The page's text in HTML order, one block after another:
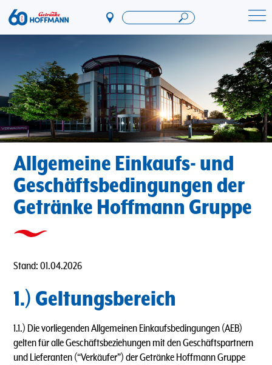
Direkt
zum
Inhalt
Startseite Getränke Hoffmann
Allgemeine Einkaufs- und
Geschäftsbedingungen der
Getränke Hoffmann Gruppe
Stand: 01.04.2026
1.) Geltungsbereich
1.1.) Die vorliegenden Allgemeinen Einkaufsbedingungen (AEB)
gelten für alle Geschäftsbeziehungen mit den Geschäftspartnern
und Lieferanten (“Verkäufer”) der Getränke Hoffmann Gruppe